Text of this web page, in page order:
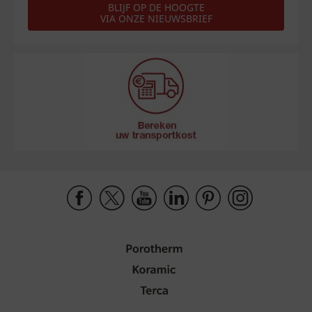
BLIJF OP DE HOOGTE
VIA ONZE NIEUWSBRIEF